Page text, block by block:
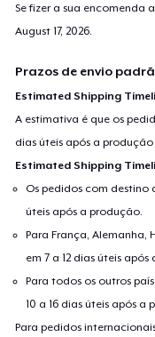
Se fizer a sua encomenda
August 17, 2026.
Prazos de envio
Estimated Shipping
A estimativa é que os
dias úteis após a
Estimated Shipping
Os pedidos com destino
úteis após a produção.
Para França, Alemanha,
em 7 a 12 dias úteis
Para todos os outros
10 a 16 dias úteis após a
Para pedidos